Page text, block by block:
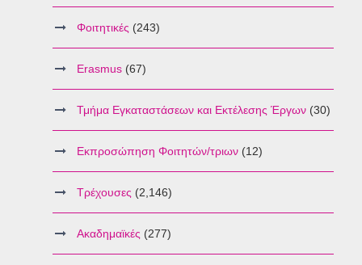
Φοιτητικές (243)
Erasmus (67)
Τμήμα Εγκαταστάσεων και Εκτέλεσης Έργων (30)
Εκπροσώπηση Φοιτητών/τριων (12)
Τρέχουσες (2,146)
Ακαδημαϊκές (277)